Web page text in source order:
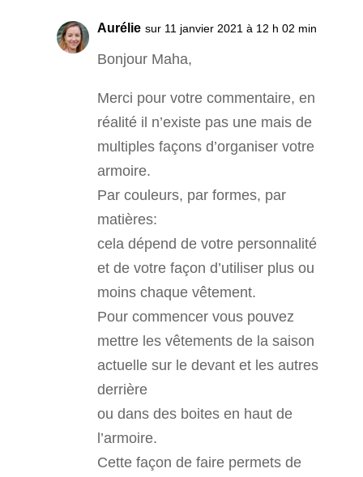
Aurélie sur 11 janvier 2021 à 12 h 02 min
Bonjour Maha,
Merci pour votre commentaire, en
réalité il n’existe pas une mais de
multiples façons d’organiser votre
armoire.
Par couleurs, par formes, par
matières:
cela dépend de votre personnalité
et de votre façon d’utiliser plus ou
moins chaque vêtement.
Pour commencer vous pouvez
mettre les vêtements de la saison
actuelle sur le devant et les autres
derrière
ou dans des boites en haut de
l’armoire.
Cette façon de faire permets de